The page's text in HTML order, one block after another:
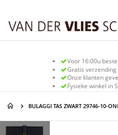
de
inhoud
Voor 16:00u
Gratis verzending
Onze klanten
Fysieke winkel in
BULAGGI TAS ZWART 29746-10-
Ga
Ga